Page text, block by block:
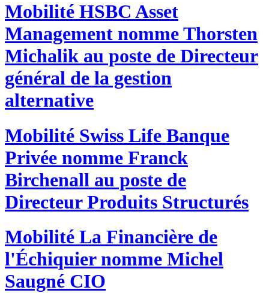
Mobilité HSBC Asset
Management nomme Thorsten
Michalik au poste de Directeur
général de la gestion
alternative
Mobilité Swiss Life Banque
Privée nomme Franck
Birchenall au poste de
Directeur Produits Structurés
Mobilité La Financière de
l'Échiquier nomme Michel
Saugné CIO